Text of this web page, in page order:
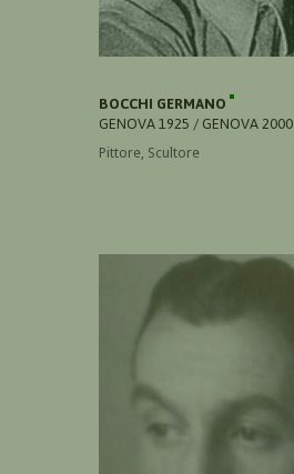
BOCCHI GERMANO
GENOVA 1925 / GENOVA 2000
Pittore, Scultore